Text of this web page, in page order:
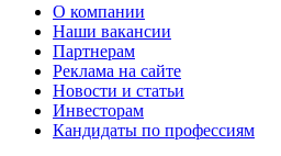
О компании
Наши вакансии
Партнерам
Реклама на сайте
Новости и статьи
Инвесторам
Кандидаты по профессиям